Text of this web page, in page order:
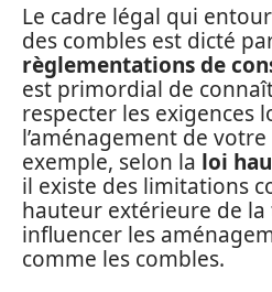
Le cadre légal qui
des combles est dicté
règlementations de
est primordial de
respecter les exigences
l’aménagement de
exemple, selon la loi
il existe des limitations
hauteur extérieure de
influencer les
comme les combles.